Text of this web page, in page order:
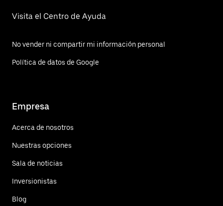
Visita el Centro de Ayuda
No vender ni compartir mi información personal
Política de datos de Google
Empresa
Acerca de nosotros
Nuestras opciones
Sala de noticias
Inversionistas
Blog